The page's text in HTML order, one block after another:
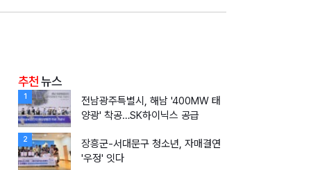
추천뉴스
1
전남광주특별시, 해남 '400MW 태
양광' 착공…SK하이닉스 공급
2
장흥군-서대문구 청소년, 자매결연
'우정' 잇다